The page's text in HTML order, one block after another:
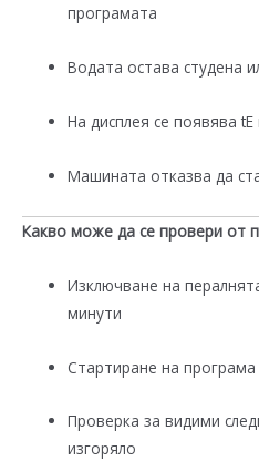
програмата
Водата остава студена
На дисплея се появява tE
Машината отказва да
Какво може да се провери от
Изключване на
минути
Стартиране на
Проверка за видими
изгоряло